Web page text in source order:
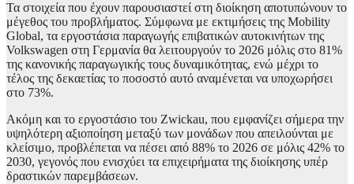
Τα στοιχεία που έχουν παρουσιαστεί στη διοίκηση αποτυπώνουν το
μέγεθος του προβλήματος. Σύμφωνα με εκτιμήσεις της Mobility
Global, τα εργοστάσια παραγωγής επιβατικών αυτοκινήτων της
Volkswagen στη Γερμανία θα λειτουργούν το 2026 μόλις στο 81%
της κανονικής παραγωγικής τους δυναμικότητας, ενώ μέχρι το
τέλος της δεκαετίας το ποσοστό αυτό αναμένεται να υποχωρήσει
στο 73%.
Ακόμη και το εργοστάσιο του Zwickau, που εμφανίζει σήμερα την
υψηλότερη αξιοποίηση μεταξύ των μονάδων που απειλούνται με
κλείσιμο, προβλέπεται να πέσει από 88% το 2026 σε μόλις 42% το
2030, γεγονός που ενισχύει τα επιχειρήματα της διοίκησης υπέρ
δραστικών παρεμβάσεων.